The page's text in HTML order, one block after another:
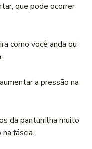
que pode ocorrer
como você anda ou
a pressão na
da panturrilha muito
fáscia.